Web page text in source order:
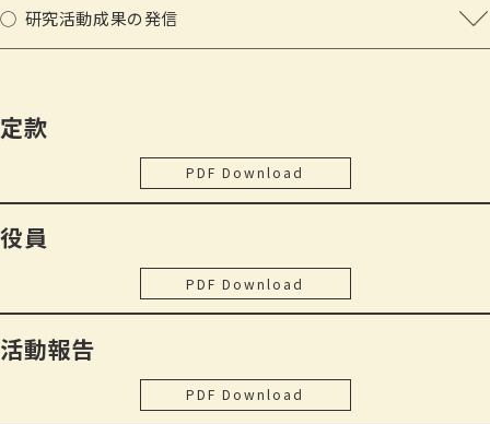
に団体協力（〜2015）
日・印交流年記念フェア（杉並区支援）
2008
座（受託事業）（〜2012）
東京都八王子市国際交流ボランティア入門講座（全4回
／受託事業）
文化庁 日本語教育人材の研修プログラム普及事業 実施
地 千葉県・長崎県（2021年）
地 山梨県（2022年）
文化庁「生活者としての外国人」のための日本語教育事業地域
日本語教育実践プログラム（2022年～2024年）
文化庁「生活者としての外国人」のための特定のニーズに対応
した日本語教育事業（2024年～）
基礎日本語教育支援・相談事業（2023年）
外国人相談により発掘された見えないニーズに対する日本語
教育事業（2024年～）
避難民生活相談センター（Support-R）（2022年度）
JCIE 外国ルーツの若者が働くための相談センター事業（休眠
預金事業）（2024年度～）
多言語支援センターかながわ体制整備事業（2020年度）
山梨県ワンストップ相談センター支援事業（2020年度）
染症における外国人の現状と外国人相談の基礎知識」
国立国際医療研究センター国際医療協力局「SDGsと新型コロ
三重県国際交流協会「外国人相談員の専門性形成－事例検討
を通して」
さぽうと21 「外国人のこまった？！とは」
国際都市おおた協会 「やさしい日本語と防災」
東京地域福祉フォーラム 「外国人相談の現場から」
さいたま市国際交流協会 にほんごのへやボランティア向け
研修「外国人の困ったとは」
練馬区 パワーアップカレッジねりま「地域福祉活動の現状
と課題 ～多文化の人々との共生に向けて～」
明治学院大学 「外国人児童生徒教育を支える社会資源とそ
2015年度～ 2018年度）外国人専門家相談会の指導、こころの
協働して実施）
順天堂大学（医療現場への「やさしい日本語」導入と普及: 多文
化共生都市に求められるコミュニケーション推進事業）
その他に大学等の講座へ講師派遣などの協力をしています
（早稲田大学、津田塾大学、東京外国語大学、東京都市大
学、帝京大学、昭和女子大学、法政大学、中央大学、専修大
学、明星大学、山梨県立大学など）
『図書館員のための「やさしい日本語」』（2023）
『医療現場の外国人対応 英語だけじゃない「やさしい日本
東京外国語大学多言語・多文化教育研究センターが実施した
「多言語・多文化協働実践研究プログラム」に CINGA は団体
『これだけは知っておきたい！外国人相談の基礎知識』＝松柏
社（外国人相談に必須の50 の言葉・知識を選び弁護 士・大学
教授など各分野の専門家が解説））
『多文化共生の地域日本語教室を目指して』＝松柏社（地域に
研究活動成果の発信
（他団体と連携して実践・研究した成果をまとめています）
視察実施（2024年7月）及びシンポジウムの開催（2025年1月）
東京外国語大学多言語・多文化教育研究センターが実施した
「多言語・多文化協働実践研究プログラム」に CINGA は団体
として参加し、研究成果を執筆しました。
『シリーズ多言語・多文化協働実践研究10 共生のまちづくり
に向けた地域日本語教育プログラム―長野県上田市 と 東京
都足立区の実践から―』
『シリーズ多言語・多文化協働実践研究13 共生社会に向けた
協働の地域づくり―「協働型居場所づくり尺度」の 開発～長
野県上田市における実践と研究』
定款
PDF Download
役員
PDF Download
活動報告
PDF Download